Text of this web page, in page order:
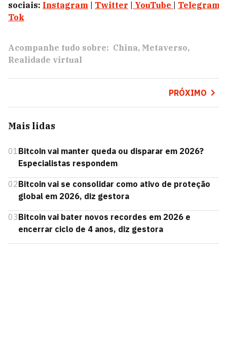
sociais: Instagram Twitter YouTube Telegram
Tok
Acompanhe tudo sobre: China Metaverso
Realidade virtual
PRÓXIMO
Mais lidas
01Bitcoin vai manter queda ou disparar em 2026?
Especialistas respondem
02Bitcoin vai se consolidar como ativo de proteção
global em 2026, diz gestora
03Bitcoin vai bater novos recordes em 2026 e
encerrar ciclo de 4 anos, diz gestora